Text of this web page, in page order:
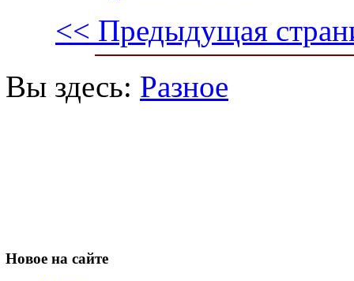
<< Предыдущая
Вы здесь: Разное
Новое на сайте